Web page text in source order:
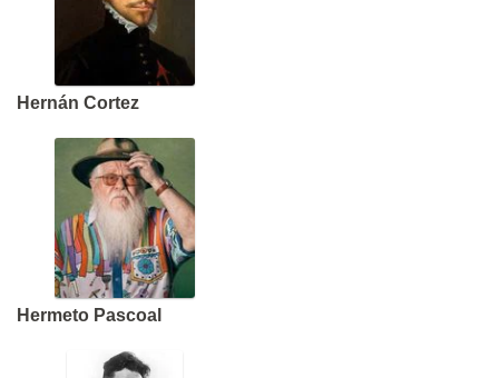
Hernán Cortez
Hermeto Pascoal